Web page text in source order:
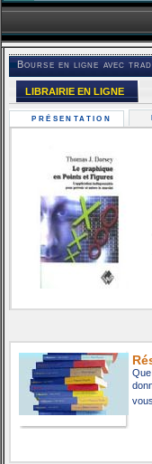
Bourse en ligne avec
LIBRAIRIE EN LIGNE
PRÉSENTATION